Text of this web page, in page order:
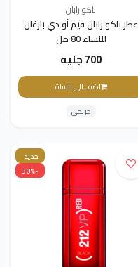
باكو رابان
عطر باكو رابان فيم أو دي بارفان
للنساء 80 مل
700 جنيه
اضف الى السلة
حريمى
جديد
-30%